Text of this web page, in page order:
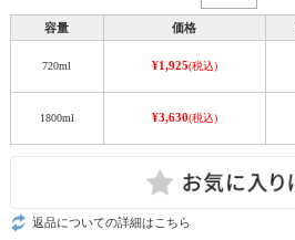
容量 価格
720ml ¥1,925(税込)
1800ml ¥3,630(税込)
返品についての詳細はこちら